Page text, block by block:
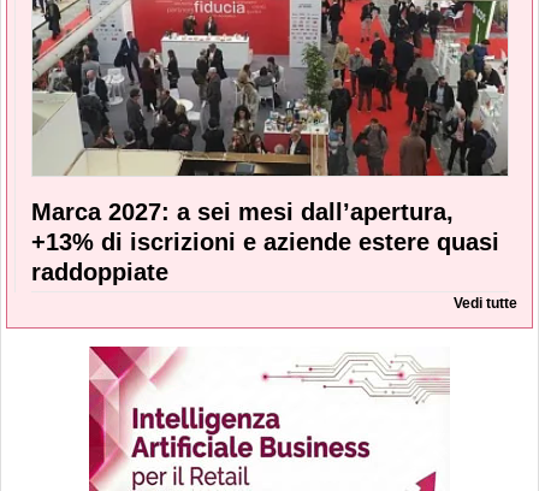
Marca 2027: a sei mesi dall’apertura,
+13% di iscrizioni e aziende estere quasi
raddoppiate
Vedi tutte